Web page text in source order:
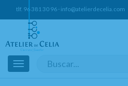
tlf. 96 381 30 96 · info@atelierdecelia.com
Toggle
navigation